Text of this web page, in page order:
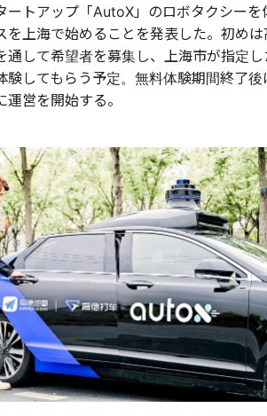
ートアップ「AutoX」のロボタクシーを
を上海で始めることを発表した。初めは
通して希望者を募集し、上海市が指定し
験してもらう予定。無料体験期間終了後
営を開始する。